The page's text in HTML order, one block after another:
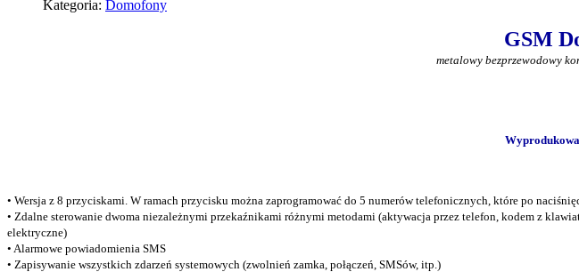
Kategoria: Domofony
GSM
metalowy bezprzewodowy
• Wersja z 8 przyciskami. W ramach przycisku można zaprogramować do 5 numerów telefonicznych, które po
• Zdalne sterowanie dwoma niezależnymi przekaźnikami różnymi metodami (aktywacja przez telefon, kodem z
elektryczne)
• Alarmowe powiadomienia SMS
• Zapisywanie wszystkich zdarzeń systemowych (zwolnień zamka, połączeń, SMSów, itp.)